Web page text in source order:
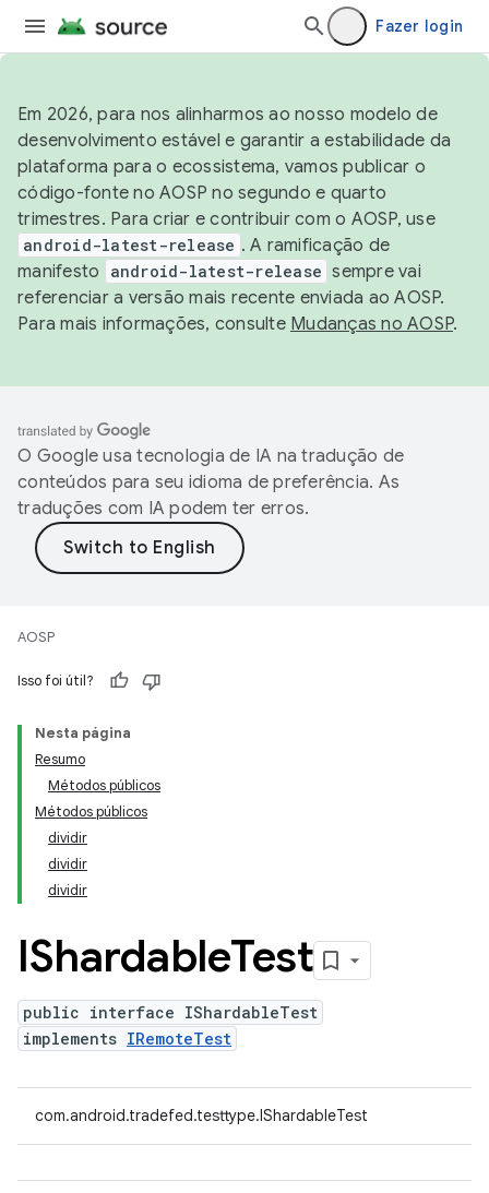
Fazer login
Em 2026, para nos alinharmos ao nosso modelo de
desenvolvimento estável e garantir a estabilidade da
plataforma para o ecossistema, vamos publicar o
código-fonte no AOSP no segundo e quarto
trimestres. Para criar e contribuir com o AOSP, use
android-latest-release . A ramificação de
manifesto
android-latest-release sempre vai
referenciar a versão mais recente enviada ao AOSP.
Para mais informações, consulte Mudanças no AOSP.
O Google usa tecnologia de IA na tradução de
conteúdos para seu idioma de preferência. As
traduções com IA podem ter erros.
AOSP
Isso foi útil?
Nesta página
Resumo
Métodos públicos
Métodos públicos
dividir
dividir
dividir
IShardableTest
public interface IShardableTest
implements IRemoteTest
com.android.tradefed.testtype.IShardableTest